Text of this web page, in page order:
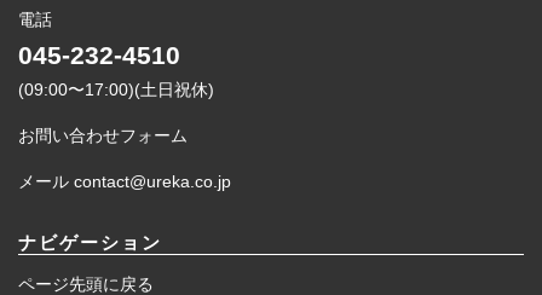
電話
045-232-4510
(09:00〜17:00)(土日祝休)
お問い合わせフォーム
メール contact@ureka.co.jp
ナビゲーション
ページ先頭に戻る